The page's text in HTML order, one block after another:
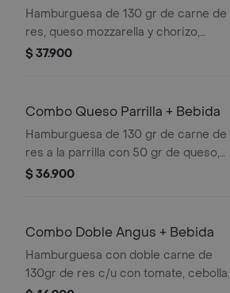
Hamburguesa de 130 gr de carne de
res, queso mozzarella y chorizo,
salsas, bebida, chimichurri y
$ 37.900
Combo Queso Parrilla + Bebida
Hamburguesa de 130 gr de carne de
res a la parrilla con 50 gr de queso,
tomate, lechuga, guarnición a
$ 36.900
Combo Doble Angus + Bebida
Hamburguesa con doble carne de
130gr de res c/u con tomate, cebolla,